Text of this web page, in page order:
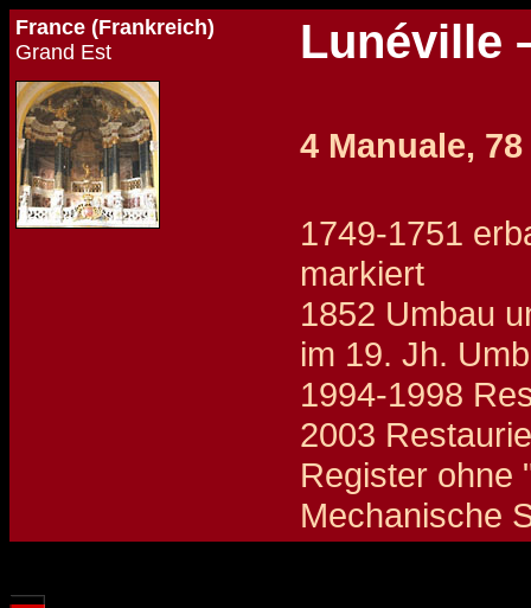
France (Frankreich)
Grand Est
Lunéville
4 Manuale,
1749-1751
markiert
1852 Umbau
im 19. Jh.
1994-1998
2003
Register ohne
Mechanische